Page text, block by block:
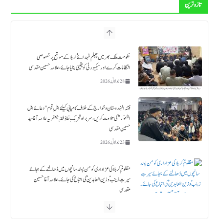
تازہ ترین
فتنہ الہندوستان و خوارج کے خلاف کامیابی کیلئے اہلِ قوم "دعائے اہل
الثغور” کی تلاوت کریں، سربراہ تحریکِ نفاذِ فقہِ جعفریہ علامہ آغا سید
حسین مقدسی
مظلومِؑ کربلا کی عزاداری کو من پسند سانچوں میں ڈھالنے کے بجائے
سیرتِ زینبؑ و زین العابدینؑ کی اتباع کی جائے۔ علامہ آغا حسین
مقدسی
حلیف القرآن حضرت زید بن علي ابن الحسین ؑ ۔قائد ملت جعفریہ آغا سید حامد علی شاہ موسوی
18 جولائی, 2026